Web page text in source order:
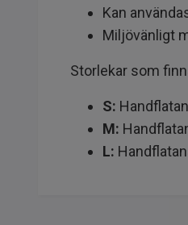
Kan
Miljövänligt
Storlekar som
S:
M:
L: